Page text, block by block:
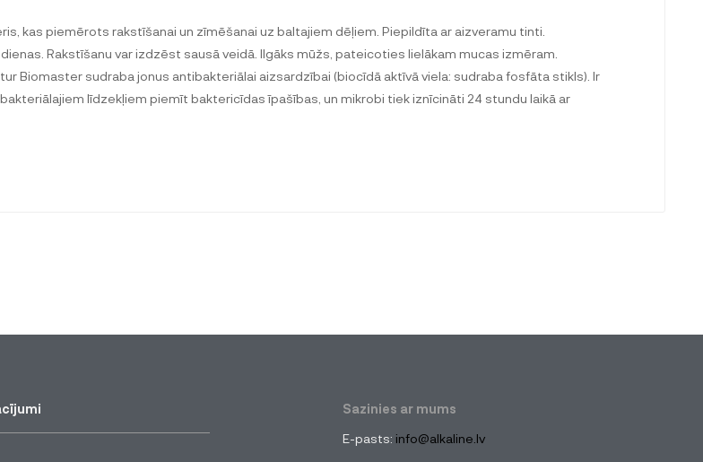
kas piemērots rakstīšanai un zīmēšanai uz baltajiem dēļiem. Piepildīta ar aizveramu tinti.
Rakstīšanu var izdzēst sausā veidā. Ilgāks mūžs, pateicoties lielākam mucas izmēram.
Biomaster sudraba jonus antibakteriālai aizsardzībai (biocīdā aktīvā viela: sudraba fosfāta stikls). Ir
līdzekļiem piemīt baktericīdas īpašības, un mikrobi tiek iznīcināti 24 stundu laikā ar
Sazinies ar mums
E-pasts: info@alkaline.lv